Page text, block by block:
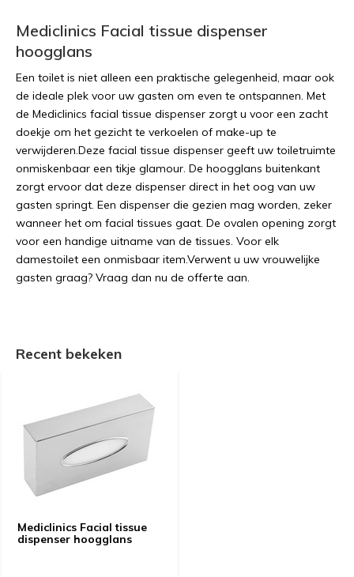
Mediclinics Facial tissue dispenser
hoogglans
Een toilet is niet alleen een praktische gelegenheid, maar ook
de ideale plek voor uw gasten om even te ontspannen. Met
de Mediclinics facial tissue dispenser zorgt u voor een zacht
doekje om het gezicht te verkoelen of make-up te
verwijderen.Deze facial tissue dispenser geeft uw toiletruimte
onmiskenbaar een tikje glamour. De hoogglans buitenkant
zorgt ervoor dat deze dispenser direct in het oog van uw
gasten springt. Een dispenser die gezien mag worden, zeker
wanneer het om facial tissues gaat. De ovalen opening zorgt
voor een handige uitname van de tissues. Voor elk
damestoilet een onmisbaar item.Verwent u uw vrouwelijke
gasten graag? Vraag dan nu de offerte aan.
Recent bekeken
Mediclinics Facial tissue
dispenser hoogglans